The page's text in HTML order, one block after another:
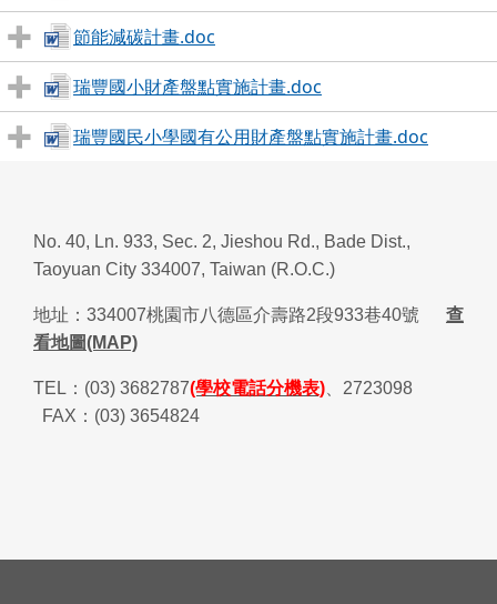
節能減碳計畫.doc
瑞豐國小財產盤點實施計畫.doc
瑞豐國民小學國有公用財產盤點實施計畫.doc
No. 40, Ln. 933, Sec. 2, Jieshou Rd., Bade Dist.,
Taoyuan City 334007, Taiwan (R.O.C.)
地址： 334007桃園市八德區介壽路2段933巷40號
查
看地圖(MAP)
TEL ： (03) 3682787(學校電話分機表)
2723098
FAX ： (03) 3654824